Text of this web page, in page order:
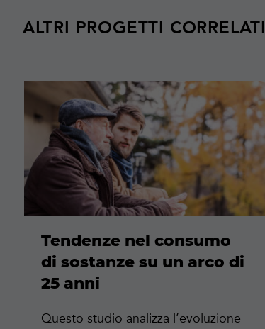
ALTRI PROGETTI CORRELATI
Tendenze nel consumo
di sostanze su un arco di
25 anni
Questo studio analizza l’evoluzione
informazioni